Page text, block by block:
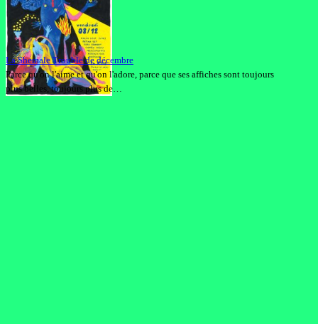
La Shemale Trouble de décembre
Parce qu'on l'aime et qu'on l'adore, parce que ses affiches sont toujours
plus belles, toujours plus de…